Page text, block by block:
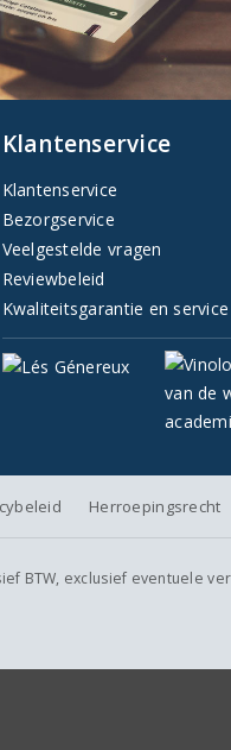
Klantenservice
Klantenservice
Bezorgservice
Veelgestelde vragen
Reviewbeleid
Kwaliteitsgarantie en service
Herroepingsrecht
BTW, exclusief eventuele